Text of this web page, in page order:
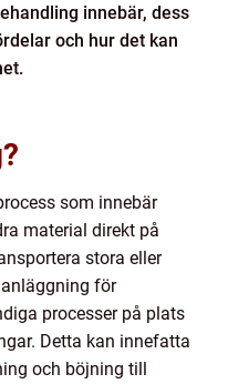
innebär, dess
och hur det kan
som innebär
material direkt på
stora eller
för
processer på plats
Detta kan innefatta
och böjning till